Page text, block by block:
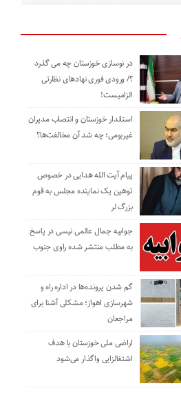
در نوسازی خوزستان چه می گذرد
؟/ ورودی فوری نهادهای نظارتی
الزامیست!
استاندار خوزستان و انتصاب مدیران
غیربومی؛ چه شد آن مخالفت‌ها؟
پیام آیت الله هدایی در خصوص
توهین یک نماینده مجلس به قوم
بزرگ لر
جوابیه جمال عالمی نیسی در پاسخ
به مطلب منتشر شده راوی جنوب
گم شدن پرونده‌ها در اداره راه و
شهرسازی اهواز؛ مشکلی آشنا برای
مراجعان
اراضی ملی خوزستان با هدف
اشتغالزایی واگذار می‌شود